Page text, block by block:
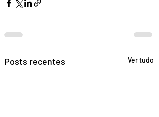
Posts recentes Ver tudo